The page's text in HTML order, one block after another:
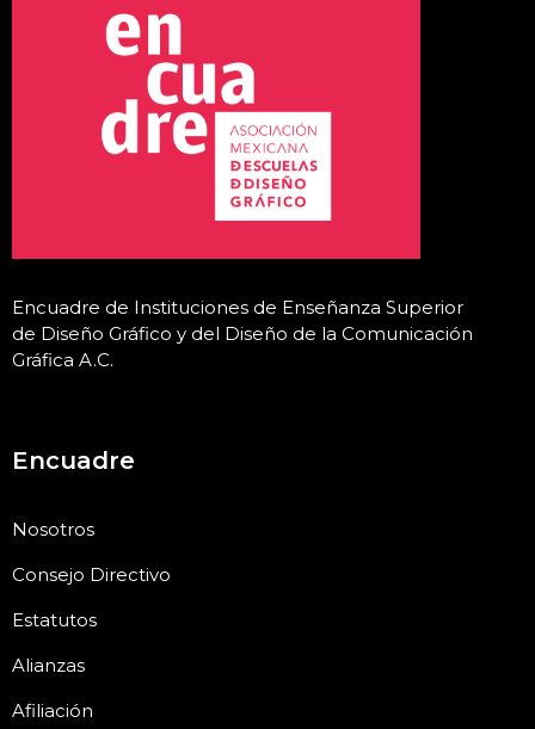
Encuadre de Instituciones de Enseñanza Superior
de Diseño Gráfico y del Diseño de la Comunicación
Gráfica A.C.
Encuadre
Nosotros
Consejo Directivo
Estatutos
Alianzas
Afiliación